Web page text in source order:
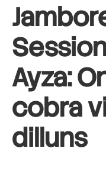
Ayza:
cobra
dilluns